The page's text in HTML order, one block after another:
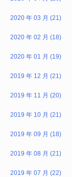
2020 年 03 月 (21)
2020 年 02 月 (18)
2020 年 01 月 (19)
2019 年 12 月 (21)
2019 年 11 月 (20)
2019 年 10 月 (21)
2019 年 09 月 (18)
2019 年 08 月 (21)
2019 年 07 月 (22)